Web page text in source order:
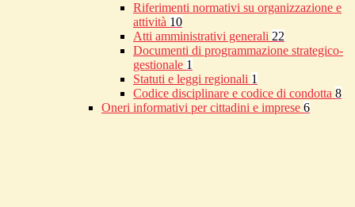
Riferimenti normativi su organizzazione e
attività 10
Atti amministrativi generali 22
Documenti di programmazione strategico-
gestionale 1
Statuti e leggi regionali 1
Codice disciplinare e codice di condotta 8
Oneri informativi per cittadini e imprese 6